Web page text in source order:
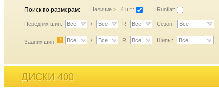
Поиск по размерам: Наличие >= 4 шт.: Runflat:
Передних шин: Все / Все R Все Сезон: Все
Задних шин: ? Все / Все R Все Шипы: Все
ДИСКИ 400